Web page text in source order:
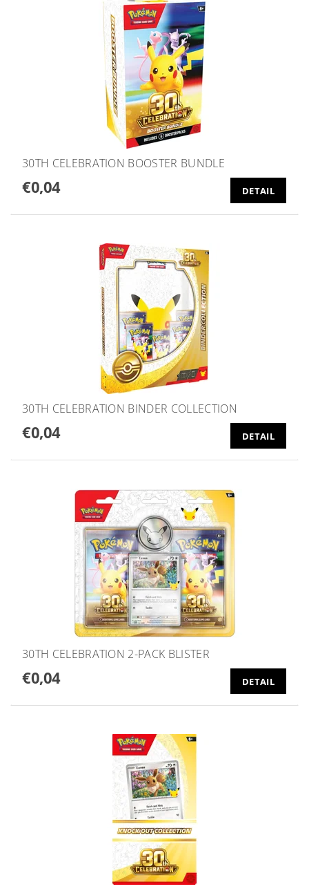
30TH CELEBRATION BOOSTER BUNDLE
€0,04 DETAIL
30TH CELEBRATION BINDER COLLECTION
€0,04 DETAIL
30TH CELEBRATION 2-PACK BLISTER
€0,04 DETAIL